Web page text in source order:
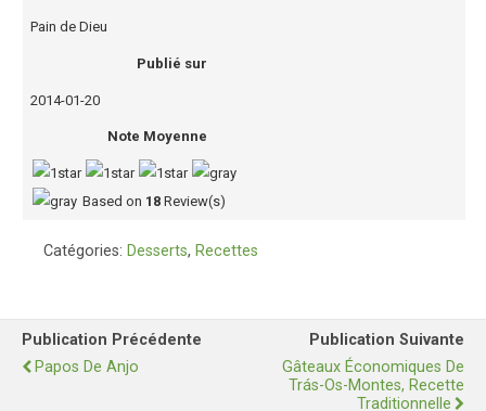
Pain de Dieu
Publié sur
2014-01-20
Note Moyenne
Based on 18 Review(s)
Catégories: Desserts, Recettes
Publication Précédente
Papos De Anjo
Publication Suivante
Gâteaux Économiques De
Trás-Os-Montes, Recette
Traditionnelle